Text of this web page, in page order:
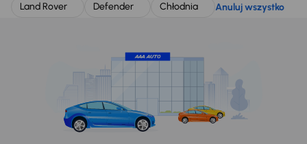
Land Rover
Defender Chłodnia Anuluj wszystko